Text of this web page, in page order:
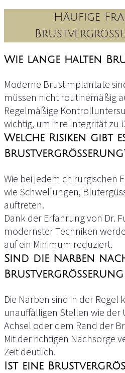
Kombination von
Ein besonderes
Schönheitsklinik Dr. Funk ist
Implantate und Eigenfett zu
Volumenaufbau durch
Feinmodellierung mit Eigenfett
natürliche Form zu erzielen.
Dieses innovative Verfahren
einzigartiges Ergebnis, das
und Natürlichkeit perfekt
Unser Ziel ist es, Sie
fundierte Entscheidung zu
2. Die Operation
Der Eingriff wird unter
Dämmerschlafdurchgeführt
1-2 Stunden. Die Platzierung
medizinischen Standards, um
zu erzielen.
3. Nachsorge und
um Ihre Nachsorge. Dies
Regelmäßige Kontrolltermine
Heilung.
Detaillierte Anweisungen zur
den ersten Wochen nach dem
Häufige
Wie lange halten
Moderne Brustimplantate
müssen nicht routinemäßig
Regelmäßige
wichtig, um ihre Integrität zu
Welche Risiken gibt
Wie bei jedem chirurgischen
wie Schwellungen,
auftreten.
Dank der Erfahrung von Dr.
modernster Techniken
auf ein Minimum reduziert.
Sind die Narben
Brustvergrößerung
Die Narben sind in der Regel
unauffälligen Stellen wie
Achsel oder dem Rand der
Mit der richtigen Nachsorge
Zeit deutlich.
Ist eine